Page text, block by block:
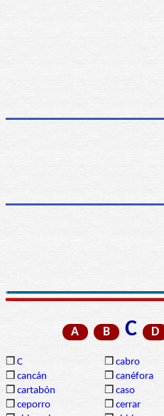
A B C D
❒ C ❒ cabro
❒ cancán ❒ canéfora
❒ cartabón ❒ caso
❒ ceporro ❒ cerrar